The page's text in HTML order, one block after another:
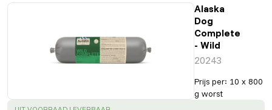
Alaska
Dog
Complete
- Wild
20243
Prijs per: 10 x 800
g worst